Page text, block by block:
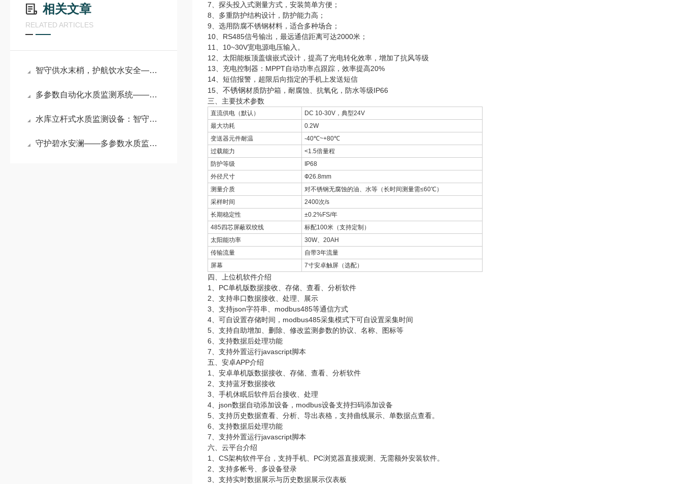
相关文章
RELATED ARTICLES
智守供水末梢，护航饮水安全——二次供水水质在线监测仪详解
多参数自动化水质监测系统——水环境治理的“智能哨兵”
水库立杆式水质监测设备：智守碧水安澜，赋能水库生态精细化管护
守护碧水安澜——多参数水质监测设备系统赋能水环境精细化管控
7、探头投入式测量方式，安装简单方便；
8、多重防护结构设计，防护能力高；
9、选用防腐不锈钢材料，适合多种场合；
10、RS485信号输出，最远通信距离可达2000米；
11、10~30V宽电源电压输入。
12、太阳能板顶盖镶嵌式设计，提高了光电转化效率，增加了抗风等级
13、充电控制器：MPPT自动功率点跟踪，效率提高20%
14、短信报警，超限后向指定的手机上发送短信
15、 不锈钢材质防护箱，耐腐蚀、抗氧化，防水等级IP66
三、主要技术参数
直流供电（默认）
DC 10-30V，典型24V
最大功耗
0.2W
变送器元件耐温
-40℃~+80℃
过载能力
<1.5倍量程
防护等级
IP68
外径尺寸
Ф26.8mm
测量介质
对不锈钢无腐蚀的油、水等（长时间测量需≤60℃）
采样时间
2400次/s
长期稳定性
±0.2%FS/年
485四芯屏蔽双绞线
标配100米（支持定制）
太阳能功率
30W、20AH
传输流量
自带3年流量
屏幕
7寸安卓触屏（选配）
四、上位机软件介绍
1、PC单机版数据接收、存储、查看、分析软件
2、支持串口数据接收、处理、展示
3、支持json字符串、modbus485等通信方式
4、可自设置存储时间，modbus485采集模式下可自设置采集时间
5、支持自助增加、删除、修改监测参数的协议、名称、图标等
6、支持数据后处理功能
7、支持外置运行javascript脚本
五、安卓APP介绍
1、安卓单机版数据接收、存储、查看、分析软件
2、支持蓝牙数据接收
3、手机休眠后软件后台接收、处理
4、json数据自动添加设备，modbus设备支持扫码添加设备
5、支持历史数据查看、分析、导出表格，支持曲线展示、单数据点查看。
6、支持数据后处理功能
7、支持外置运行javascript脚本
六、云平台介绍
1、CS架构软件平台，支持手机、PC浏览器直接观测、无需额外安装软件。
2、支持多帐号、多设备登录
3、支持实时数据展示与历史数据展示仪表板